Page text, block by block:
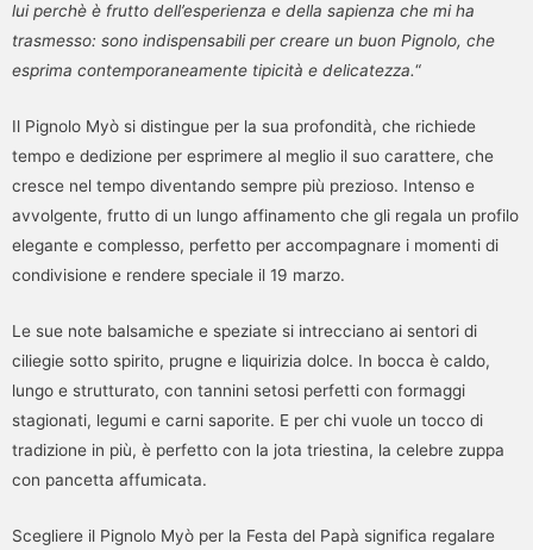
lui perchè è frutto dell’esperienza e della sapienza che mi ha
trasmesso: sono indispensabili per creare un buon Pignolo, che
esprima contemporaneamente tipicità e delicatezza.“
Il Pignolo Myò si distingue per la sua profondità, che richiede
tempo e dedizione per esprimere al meglio il suo carattere, che
cresce nel tempo diventando sempre più prezioso. Intenso e
avvolgente, frutto di un lungo affinamento che gli regala un profilo
elegante e complesso, perfetto per accompagnare i momenti di
condivisione e rendere speciale il 19 marzo.
Le sue note balsamiche e speziate si intrecciano ai sentori di
ciliegie sotto spirito, prugne e liquirizia dolce. In bocca è caldo,
lungo e strutturato, con tannini setosi perfetti con formaggi
stagionati, legumi e carni saporite. E per chi vuole un tocco di
tradizione in più, è perfetto con la jota triestina, la celebre zuppa
con pancetta affumicata.
Scegliere il Pignolo Myò per la Festa del Papà significa regalare